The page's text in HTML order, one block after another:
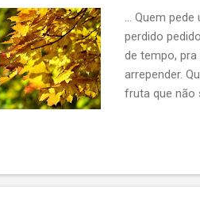
... Quem
perdido
de tempo,
arrepender.
fruta que não